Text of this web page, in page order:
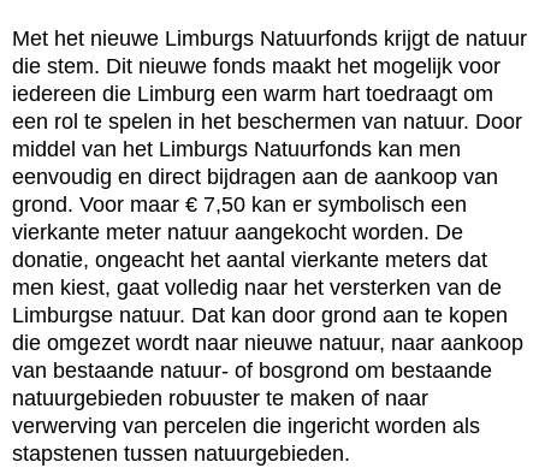
Met het nieuwe Limburgs Natuurfonds krijgt de natuur
die stem. Dit nieuwe fonds maakt het mogelijk voor
iedereen die Limburg een warm hart toedraagt om
een rol te spelen in het beschermen van natuur. Door
middel van het Limburgs Natuurfonds kan men
eenvoudig en direct bijdragen aan de aankoop van
grond. Voor maar € 7,50 kan er symbolisch een
vierkante meter natuur aangekocht worden. De
donatie, ongeacht het aantal vierkante meters dat
men kiest, gaat volledig naar het versterken van de
Limburgse natuur. Dat kan door grond aan te kopen
die omgezet wordt naar nieuwe natuur, naar aankoop
van bestaande natuur- of bosgrond om bestaande
natuurgebieden robuuster te maken of naar
verwerving van percelen die ingericht worden als
stapstenen tussen natuurgebieden.